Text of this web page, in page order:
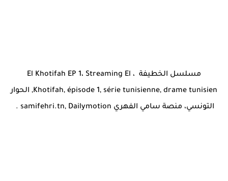
مسلسل الخطيفة ، El Khotifah EP 1، Streaming El
Khotifah, épisode 1, série tunisienne, drame tunisien, الحوار
التونسي، منصة سامي الفهري samifehri.tn, Dailymotion .